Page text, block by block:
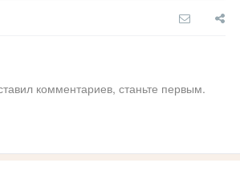
комментариев, станьте первым.